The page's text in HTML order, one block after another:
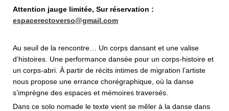
Attention jauge limitée, Sur réservation :
espacerectoverso@gmail.com
Au seuil de la rencontre… Un corps dansant et une valise
d’histoires. Une performance dansée pour un corps-histoire et
un corps-abri. À partir de récits intimes de migration l’artiste
nous propose une errance chorégraphique, où la danse
s’imprègne des espaces et mémoires traversés.
Dans ce solo nomade le texte vient se mêler à la danse dans